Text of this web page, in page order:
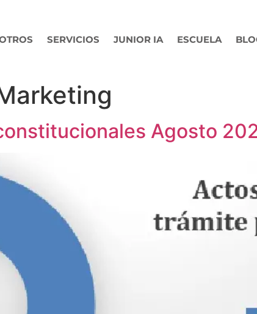
SERVICIOS JUNIOR IA ESCUELA
Agosto